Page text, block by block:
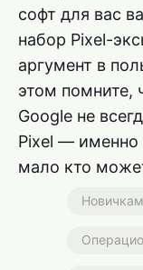
софт для вас
набор Pixel-
аргумент в
этом помните,
Google не
Pixel — именно
мало кто